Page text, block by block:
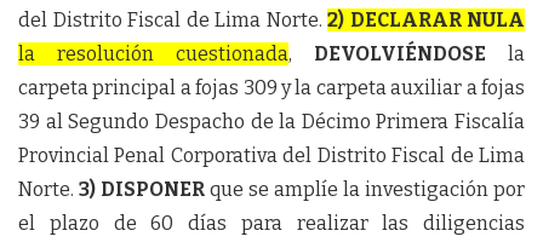
del Distrito Fiscal de Lima Norte. 2) DECLARAR NULA
la resolución cuestionada, DEVOLVIÉNDOSE la
carpeta principal a fojas 309 y la carpeta auxiliar a fojas
39 al Segundo Despacho de la Décimo Primera Fiscalía
Provincial Penal Corporativa del Distrito Fiscal de Lima
Norte. 3) DISPONER que se amplíe la investigación por
el plazo de 60 días para realizar las diligencias